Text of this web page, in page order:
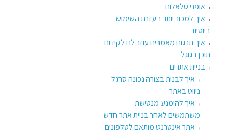
אופני סלאלום
איך למכור יותר בעזרת השימוש
ביוטיוב
איך תרגום מאמרים עוזר לנו לקידום
תוכן בגוגל
בניית אתרים
איך לבנות בצורה נכונה סרגל
ניווט באתר
איך להימנע מנטישת
משתמשים לאחר בניית אתר חדש
אתר אינטרנט מותאם לטלפונים